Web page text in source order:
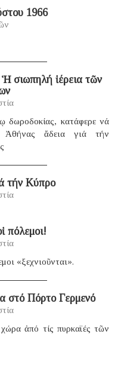
1966
σιωπηλή ἱέρεια τῶν
κατάφερε νά
Ἀθήνας ἄδεια γιά τήν
τήν Κύπρο
πόλεμοι!
«ξεχνιοῦνται».
στό Πόρτο Γερμενό
ἀπό τίς πυρκαϊές τῶν